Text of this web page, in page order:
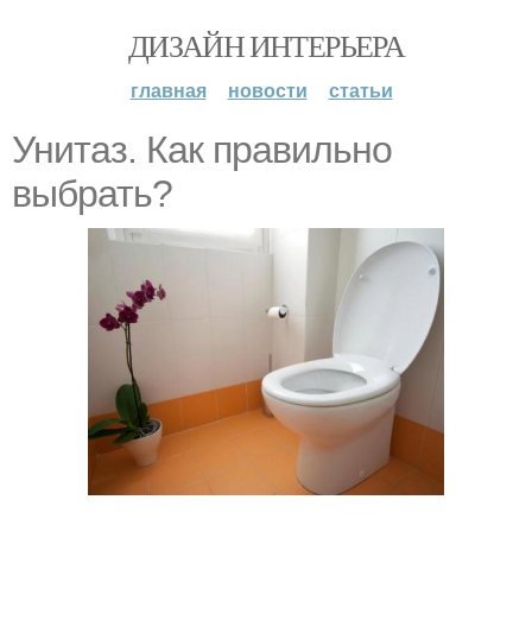
ДИЗАЙН ИНТЕРЬЕРА
главная новости статьи
Унитаз. Как правильно
выбрать?